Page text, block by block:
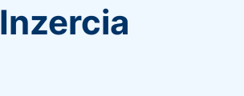
Inzercia